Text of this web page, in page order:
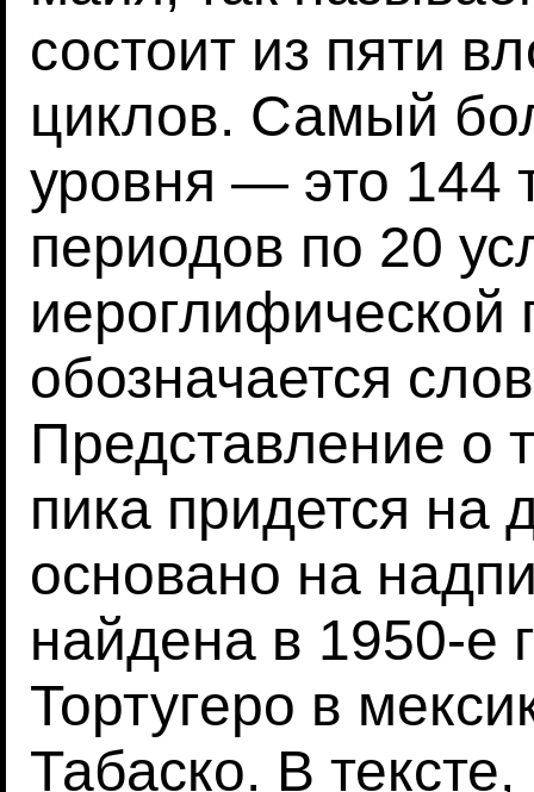
состоит из пяти
циклов. Самый
уровня — это 144
периодов по 20
иероглифической
обозначается
Представление о
пика придется на
основано на
найдена в 1950-е
Тортугеро в
Табаско. В